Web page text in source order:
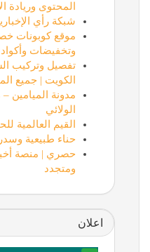
المحتوى وريادة
شبكة رأي
موقع كوبونات
وتخفيضات
تفصيل وتركيب
الكويت | جميع
مدونة الميامين
الولائي
القيم العالمية
حناء طبيعية
حصري | منصة
ومتجدد
اعلان